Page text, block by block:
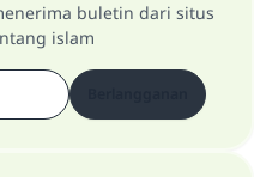
buletin dari situs
islam